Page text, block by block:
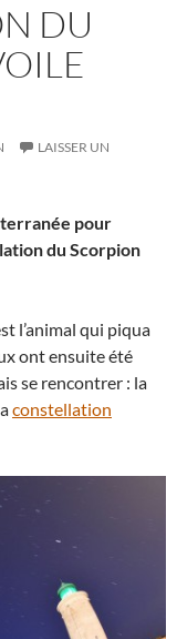
DU
LAISSER UN
pour
du Scorpion
l’animal qui piqua
ont ensuite été
se rencontrer : la
constellation